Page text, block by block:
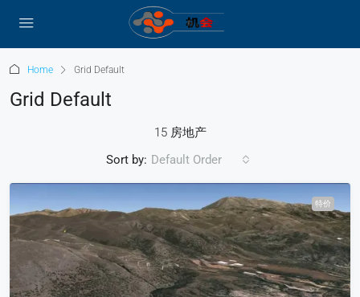
Home Grid Default
Grid Default
15 房地产
Sort by: Default Order
特价